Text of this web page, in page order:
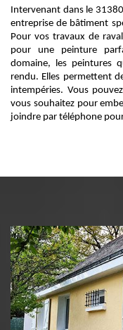
Intervenant dans le
entreprise de bâtiment
Pour vos travaux de
pour une peinture
domaine, les peintures
rendu. Elles permettent
intempéries. Vous
vous souhaitez pour
joindre par téléphone